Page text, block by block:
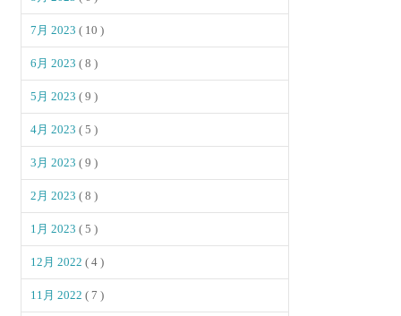
7月 2023( 10 )
6月 2023( 8 )
5月 2023( 9 )
4月 2023( 5 )
3月 2023( 9 )
2月 2023( 8 )
1月 2023( 5 )
12月 2022( 4 )
11月 2022( 7 )